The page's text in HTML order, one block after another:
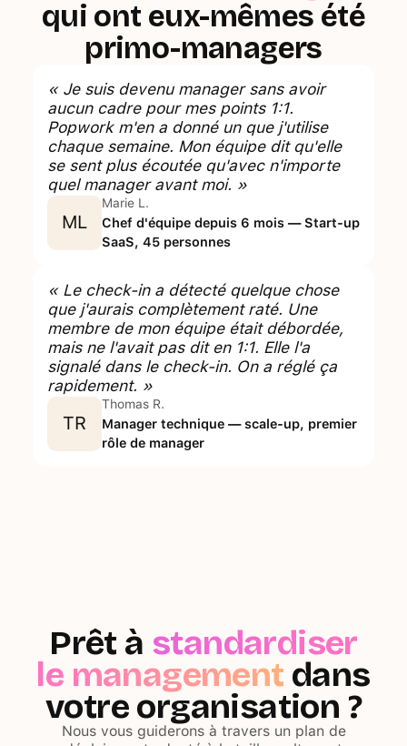
qui ont eux-mêmes été
primo-managers
« Je suis devenu manager sans avoir
aucun cadre pour mes points 1:1.
Popwork m'en a donné un que j'utilise
chaque semaine. Mon équipe dit qu'elle
se sent plus écoutée qu'avec n'importe
quel manager avant moi. »
ML
Marie L.
Chef d'équipe depuis 6 mois — Start-up
SaaS, 45 personnes
« Le check-in a détecté quelque chose
que j'aurais complètement raté. Une
membre de mon équipe était débordée,
mais ne l'avait pas dit en 1:1. Elle l'a
signalé dans le check-in. On a réglé ça
rapidement. »
TR
Thomas R.
Manager technique — scale-up, premier
rôle de manager
Prêt à standardiser
le management dans
votre organisation ?
Nous vous guiderons à travers un plan de